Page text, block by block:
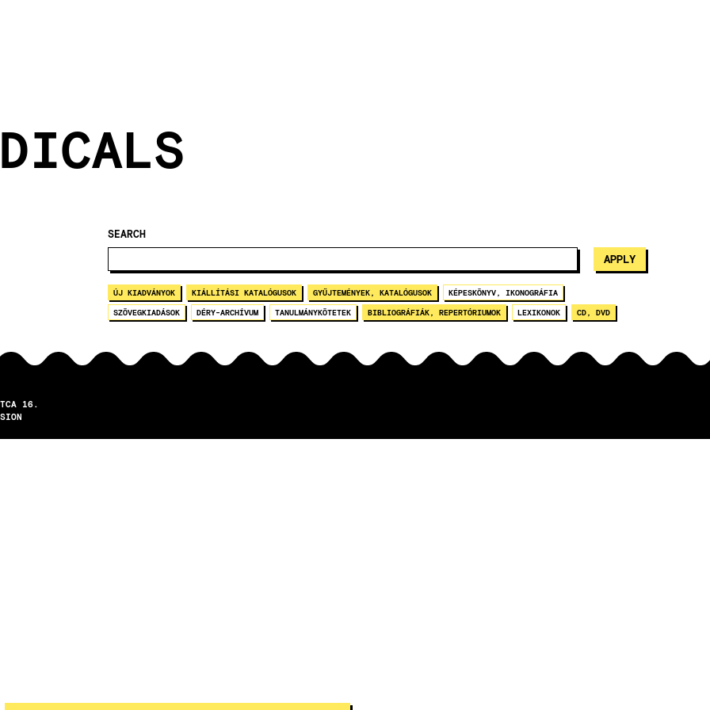
SEARCH
ÚJ KIADVÁNYOK KIÁLLÍTÁSI KATALÓGUSOK GYŰJTEMÉNYEK, KATALÓGUSOK KÉPESKÖNYV, IKONOGRÁFIA
SZÖVEGKIADÁSOK DÉRY-ARCHÍVUM TANULMÁNYKÖTETEK BIBLIOGRÁFIÁK, REPERTÓRIUMOK LEXIKONOK CD, DVD
16.